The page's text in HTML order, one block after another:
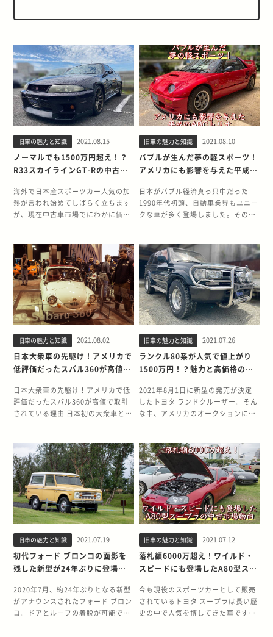
旧車の魅力と知識 2021.08.15
ノーマルでも1500万円超え！？
R33スカイラインGT-Rの中古車
海外で日本産スポーツカー人気の加
熱が言われ始めてしばらく立ちます
が、現在中古車市場でにわかに価格
R32から大きく印象の変わった大柄
なボディが不評を買い、結果的に新
車販売台数も伸び悩みました。ここ
にきて、なぜR33GT-Rが注目なの
か、R33の基本情報と合わせてご紹
介します。 R33スカイラインGT-R
の概要 第2世代と呼ばれるGT-Rの中
力性能を追求し、ターボエンジンに
四輪駆動という現代のGT-Rの礎に
もなったスパルタンな印象のR32。
デザインを採用し、第2世代の完成
形とも言える精悍なイメージとなっ
たR34。この2台に挟まれたR33は、
い評価をされていた不遇のGT-R、
R33について振り返ります。 バブル
に翻弄されたR33 R33が発売された
のは、ちょうどバブル経済崩壊直後
の1995年。開発当初はバブル期であ
ったものの、社内でも不要論が出る
ほど風当たりは強く、開発に当たっ
ては、当初の計画からさまざまな面
で変更を迫られます。 例えば、内装
にはステアリングをはじめ、一部パ
ーツで全車共通化が図られ、マーチ
と同じパーツが使用された徹底的な
コストダウン。500万円という価格
を考えると、チープな印象と言わざ
るを得ませんでした。 大型化した車
旧車の魅力と知識 2021.08.10
バブルが生んだ夢の軽スポーツ！
アメリカにも影響を与えた平成の
日本がバブル経済真っ只中だった
1990年代初頭、自動車業界もユニー
クな車が多く登場しました。その中
いた軽スポーツカー、マツダ AZ-
1、ホンダ ビート、スズキ カプチー
ノの3台でしょう。 今回はバブル時
代に強烈な個性を残し、海外でも人
気となっているABCトリオの魅力を
解説していきます。 マツダ オート
ザム AZ-1 1992年9月にマツダオー
自動車で唯一のガルウイングドアを
採用。ドアが上に開いていくさまは
ABCトリオの中でも特に異質である
も根強いファンが多く存在します。
ボディ外装にFRPを使用することで
車両重量はわずか720kgに抑え、エ
シップレイアウトである運転席後方
に搭載。車体の軽さとガルウイング
の奇抜さを売りにし、当時は149.8
万円(税抜)で販売されました。 2021
年7月の原稿執筆現在、マツダ AZ-1
の市場相場は大手中古車サイトで消
費税込みの車体価格が158～348万
円。旧車王での買取価格は全グレー
ド50～200万円となっており、購
入、買取ともにAZ-1はABCトリオの
中でも最も高値で取引されていま
す。 ホンダ ビート 量産車としては
初の試みであるミッドシップフルオ
ープンモノコック構造を採用し、
1991年5月に発売されたホンダ ビー
旧車の魅力と知識 2021.08.02
日本大衆車の先駆け！アメリカで
低評価だったスバル360が高値で
日本大衆車の先駆け！アメリカで低
評価だったスバル360が高値で取引
されている理由 日本初の大衆車とし
フォルムは「てんとう虫」の愛称で
親しまれ、現在でも根強い人気を誇
っています。しかし、そんな360で
もアメリカ市場では辛酸を舐め、辛
い時代があったのです。 今回はスバ
ル360がアメリカで受け入れられな
かった理由、そして現在は高値で取
す。 だマイカーが浸透していない時
代に誕生した360 日本では1950年代
当時、戦後の経済成長を図るために
「国民車構想」という自動車生産計
画が提唱されていました。 排気量
350～500ccで、価格は25万円以
下。さらに、最高時速100km/h、車
旧車の魅力と知識 2021.07.26
ランクル80系が人気で値上がり
1500万円！？魅力と高価格の秘
2021年8月1日に新型の発売が決定
したトヨタ ランドクルーザー。そん
な中、アメリカのオークションにて
1500万円もの価格で落札されたとい
うニュースがありました。 今回はそ
んな旧世代モデルながら、今でもな
お根強い人気を誇るランクル80系の
魅力、中古市場の相場についても紹
介していきます。 悪路走破性能を残
しつつ乗り心地を改善させた80系
すます高まっていく自動車需要もあ
り、1989年10月に販売開始された
ランドクルーザー80系は、オンロー
ドも快適に走れるコンセプトのも
と、発売されました。 前身モデルの
60系などとは違い、サスペンション
も従来までの板バネ式からコイルス
旧車の魅力と知識 2021.07.19
初代フォード ブロンコの面影を
残した新型が24年ぶりに登場！
2020年7月、約24年ぶりとなる新型
がアナウンスされたフォード ブロン
コ。ドアとルーフの着脱が可能で、
旧車の魅力と知識 2021.07.12
落札額6000万超え！ワイルド・
スピードにも登場したA80型スー
今も現役のスポーツカーとして販売
されているトヨタ スープラは長い歴
史の中で人気を博してきた車です。